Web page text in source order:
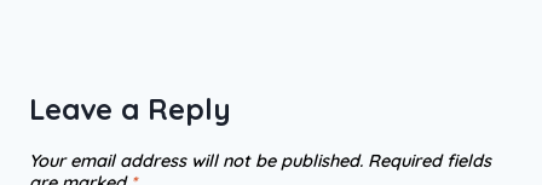
Leave a Reply
Your email address will not be published. Required fields